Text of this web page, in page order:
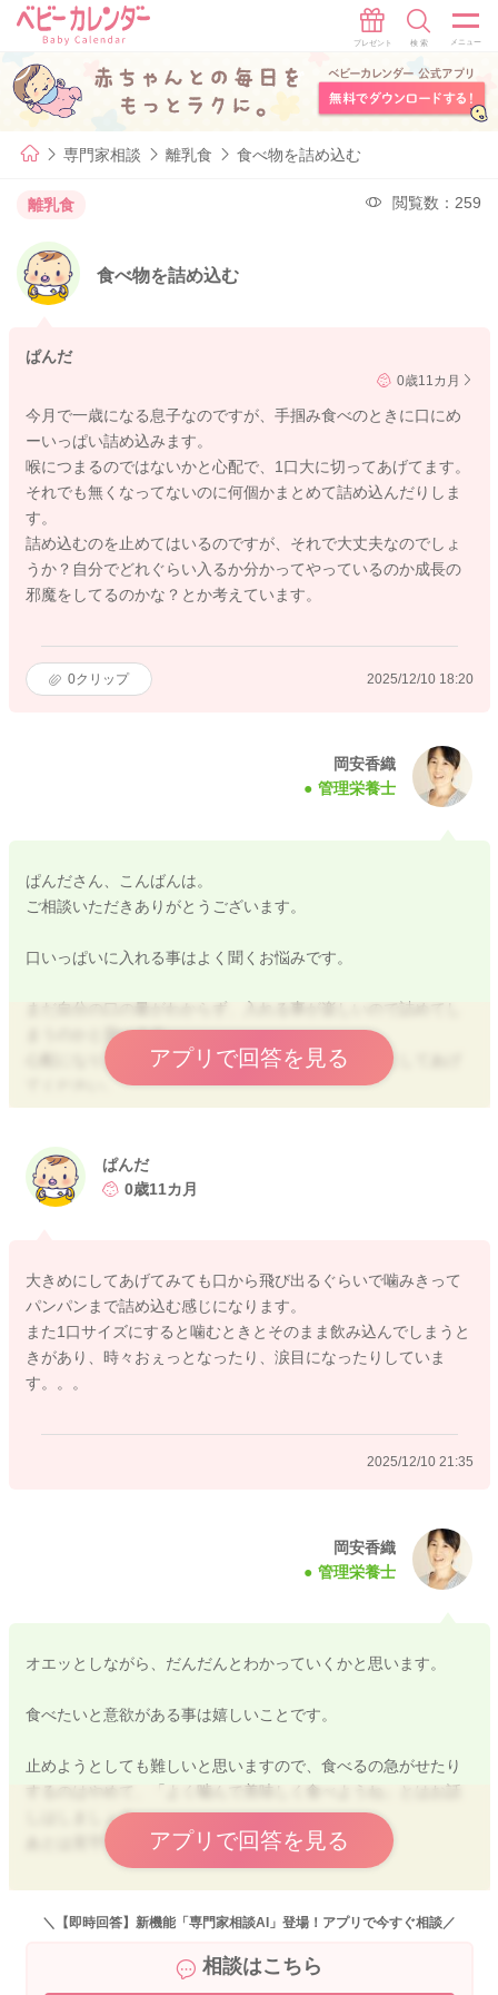
専門家相談 離乳食 食べ物を詰め込む
離乳食 閲覧数：259
食べ物を詰め込む
ぱんだ
0歳11カ月
今月で一歳になる息子なのですが、手掴み食べのときに口にめ
ーいっぱい詰め込みます。
喉につまるのではないかと心配で、1口大に切ってあげてます。
それでも無くなってないのに何個かまとめて詰め込んだりしま
す。
詰め込むのを止めてはいるのですが、それで大丈夫なのでしょ
うか？自分でどれぐらい入るか分かってやっているのか成長の
邪魔をしてるのかな？とか考えています。
0クリップ 2025/12/10 18:20
岡安香織
管理栄養士
ぱんださん、こんばんは。
ご相談いただきありがとうございます。
口いっぱいに入れる事はよく聞くお悩みです。
まだ自分の口の量がわからず、入れる事が楽しいので詰めてし
まうのかと思います。
心配になりますが、詰まらせないように見守るようにしてあげ
てください。
もちろん入れすぎを言ってあげるのはいいですが、自分で口の
す。
アプリで回答を見る
2025/12/10 19:57
ぱんだ
0歳11カ月
大きめにしてあげてみても口から飛び出るぐらいで噛みきって
パンパンまで詰め込む感じになります。
また1口サイズにすると噛むときとそのまま飲み込んでしまうと
きがあり、時々おぇっとなったり、涙目になったりしていま
す。。。
2025/12/10 21:35
岡安香織
管理栄養士
オエッとしながら、だんだんとわかっていくかと思います。
食べたいと意欲がある事は嬉しいことです。
止めようとしても難しいと思いますので、食べるの急がせたり
するのはやめて、「よく噛んで美味しく食べようね」とはお話
しはしましょう。
あとは見守りをお願い致します。
アプリで回答を見る
＼【即時回答】新機能「専門家相談AI」登場！アプリで今すぐ相談／
相談はこちら